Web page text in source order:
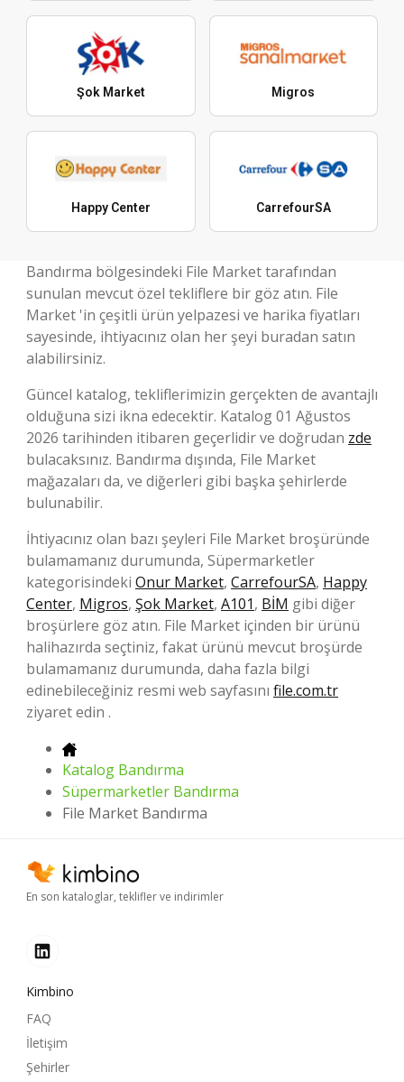
Şok Market Migros
Happy Center CarrefourSA
Bandırma bölgesindeki File Market tarafından
sunulan mevcut özel tekliflere bir göz atın. File
Market 'in çeşitli ürün yelpazesi ve harika fiyatları
sayesinde, ihtiyacınız olan her şeyi buradan satın
alabilirsiniz.
Güncel katalog, tekliflerimizin gerçekten de avantajlı
olduğuna sizi ikna edecektir. Katalog 01 Ağustos
2026 tarihinden itibaren geçerlidir ve doğrudan zde
bulacaksınız. Bandırma dışında, File Market
mağazaları da, ve diğerleri gibi başka şehirlerde
bulunabilir.
İhtiyacınız olan bazı şeyleri File Market broşüründe
bulamamanız durumunda, Süpermarketler
kategorisindeki Onur Market, CarrefourSA, Happy
Center, Migros, Şok Market, A101, BİM gibi diğer
broşürlere göz atın. File Market içinden bir ürünü
halihazırda seçtiniz, fakat ürünü mevcut broşürde
bulamamanız durumunda, daha fazla bilgi
edinebileceğiniz resmi web sayfasını file.com.tr
ziyaret edin .
Katalog Bandırma
Süpermarketler Bandırma
File Market Bandırma
En son kataloglar, teklifler ve indirimler
Kimbino
FAQ
İletişim
Şehirler